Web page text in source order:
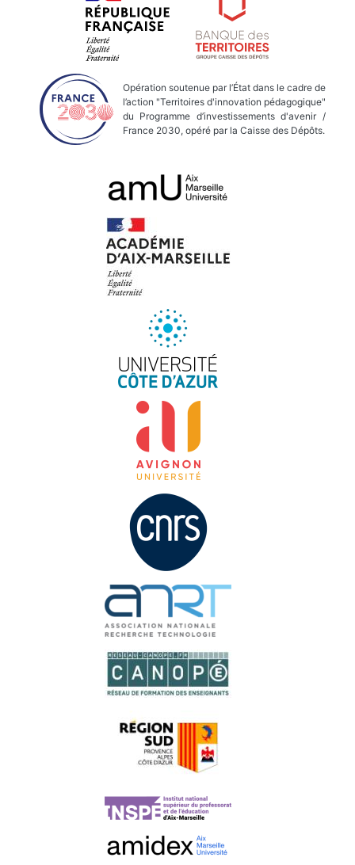
Opération soutenue par l’État dans le cadre de
l’action "Territoires d'innovation pédagogique"
du Programme d’investissements d'avenir /
France 2030, opéré par la Caisse des Dépôts.